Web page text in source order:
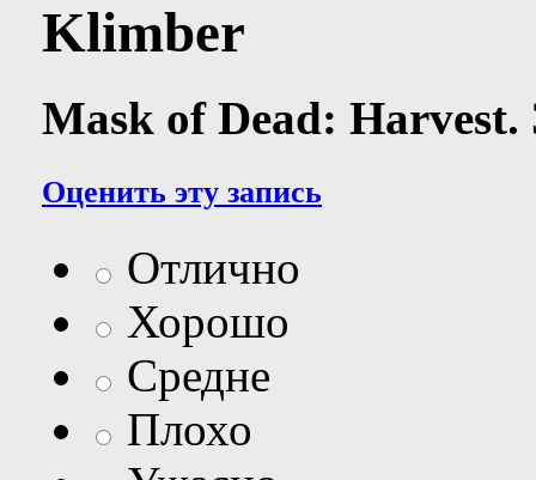
Klimber
Mask of Dead: Harvest.
Оценить эту запись
Отлично
Хорошо
Средне
Плохо